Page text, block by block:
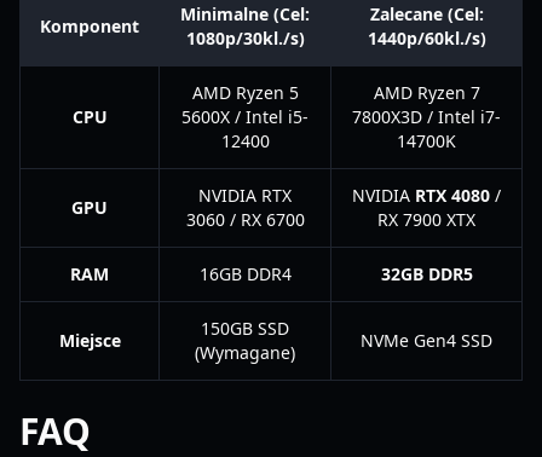
Komponent
Minimalne (Cel:
1080p/30kl./s)
Zalecane (Cel:
1440p/60kl./s)
CPU
AMD Ryzen 5
5600X / Intel i5-
12400
AMD Ryzen 7
7800X3D / Intel i7-
14700K
GPU
NVIDIA RTX
3060 / RX 6700
NVIDIA RTX 4080 /
RX 7900 XTX
RAM 16GB DDR4 32GB DDR5
Miejsce
150GB SSD
(Wymagane)
NVMe Gen4 SSD
FAQ